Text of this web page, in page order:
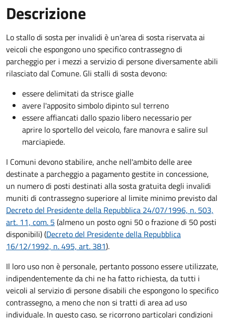
Descrizione
Lo stallo di sosta per invalidi è un'area di sosta riservata ai
veicoli che espongono uno specifico contrassegno di
parcheggio per i mezzi a servizio di persone diversamente abili
rilasciato dal Comune. Gli stalli di sosta devono:
essere delimitati da strisce gialle
avere l'apposito simbolo dipinto sul terreno
essere affiancati dallo spazio libero necessario per
aprire lo sportello del veicolo, fare manovra e salire sul
marciapiede.
I Comuni devono stabilire, anche nell'ambito delle aree
destinate a parcheggio a pagamento gestite in concessione,
un numero di posti destinati alla sosta gratuita degli invalidi
muniti di contrassegno superiore al limite minimo previsto dal
Decreto del Presidente della Repubblica 24/07/1996, n. 503,
art. 11, com. 5 (almeno un posto ogni 50 o frazione di 50 posti
disponibili) (Decreto del Presidente della Repubblica
16/12/1992, n. 495, art. 381).
Il loro uso non è personale, pertanto possono essere utilizzate,
indipendentemente da chi ne ha fatto richiesta, da tutti i
veicoli al servizio di persone disabili che espongono lo specifico
contrassegno, a meno che non si tratti di area ad uso
individuale. In questo caso, se ricorrono particolari condizioni